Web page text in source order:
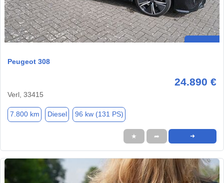
Peugeot 308
24.890 €
Verl, 33415
7.800 km Diesel 96 kw (131 PS)
★ ➦ ➜